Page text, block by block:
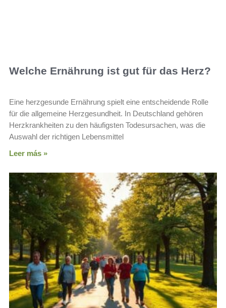
Welche Ernährung ist gut für das Herz?
Eine herzgesunde Ernährung spielt eine entscheidende Rolle
für die allgemeine Herzgesundheit. In Deutschland gehören
Herzkrankheiten zu den häufigsten Todesursachen, was die
Auswahl der richtigen Lebensmittel
Leer más »